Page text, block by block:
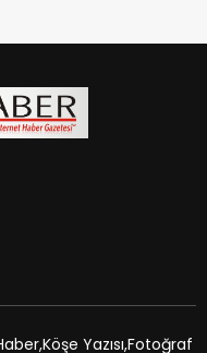
Yazısı,Fotoğraf